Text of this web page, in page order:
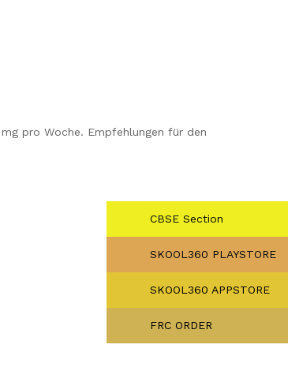
pro Woche. Empfehlungen für den
CBSE Section
SKOOL360 PLAYSTORE
SKOOL360 APPSTORE
FRC ORDER